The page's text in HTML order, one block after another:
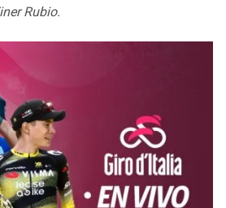
Rubio.